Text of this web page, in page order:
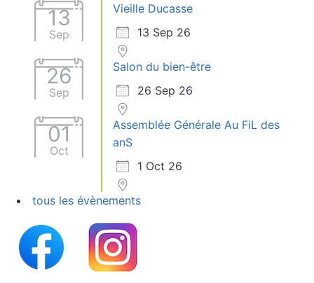
13
Sep
Vieille Ducasse
13 Sep 26
26
Sep
Salon du bien-être
26 Sep 26
01
Oct
Assemblée Générale Au FiL des
anS
1 Oct 26
tous les évènements